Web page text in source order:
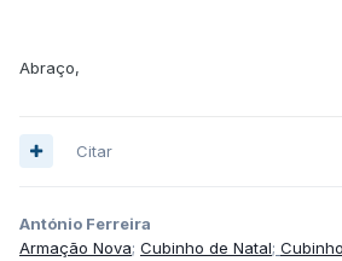
Abraço,
Citar
António Ferreira
Armação Nova; Cubinho de Natal;